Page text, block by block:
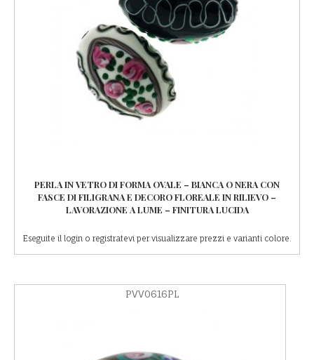
PERLA IN VETRO DI FORMA OVALE – BIANCA O NERA CON
FASCE DI FILIGRANA E DECORO FLOREALE IN RILIEVO –
LAVORAZIONE A LUME – FINITURA LUCIDA
Eseguite il login o registratevi per visualizzare prezzi e varianti colore.
PVV0616PL